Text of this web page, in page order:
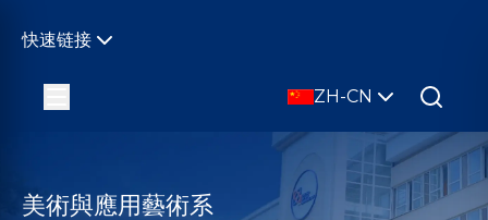
快速链接
ZH-CN
美術與應用藝術系